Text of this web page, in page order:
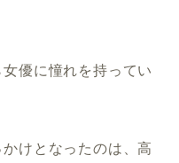
優に憧れを持ってい
けとなったのは、高